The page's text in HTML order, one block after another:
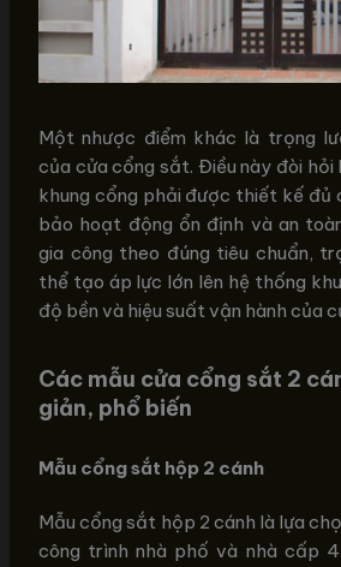
Một nhược điểm khác là trọng
của cửa cổng sắt. Điều này đòi hỏi
khung cổng phải được thiết kế đủ
bảo hoạt động ổn định và an
gia công theo đúng tiêu chuẩn,
thể tạo áp lực lớn lên hệ thống
độ bền và hiệu suất vận hành của
Các mẫu cửa cổng sắt 2
giản, phổ biến
Mẫu cổng sắt hộp 2 cánh
Mẫu cổng sắt hộp 2 cánh là lựa
công trình nhà phố và nhà cấp